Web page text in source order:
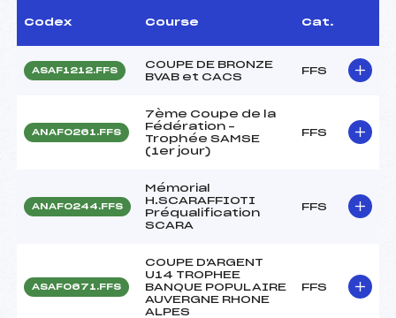
Codex Course Cat.
ASAF1212.FFS
COUPE DE BRONZE
BVAB et CACS
FFS
ANAF0261.FFS
7ème Coupe de la
Fédération –
Trophée SAMSE
(1er jour)
FFS
ANAF0244.FFS
Mémorial
H.SCARAFFIOTI
Préqualification
SCARA
FFS
ASAF0671.FFS
COUPE D'ARGENT
U14 TROPHEE
BANQUE POPULAIRE
AUVERGNE RHONE
ALPES
FFS